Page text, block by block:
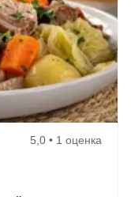
5,0 • 1 оценка